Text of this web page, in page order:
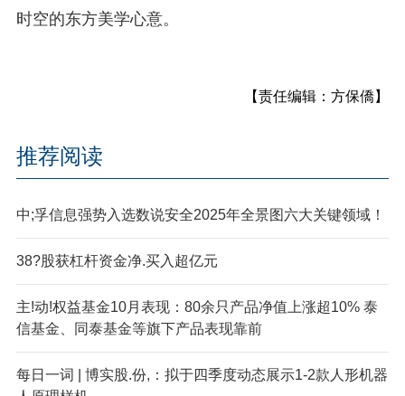
时空的东方美学心意。
【责任编辑：方保僑】
推荐阅读
中;孚信息强势入选数说安全2025年全景图六大关键领域！
38?股获杠杆资金净.买入超亿元
主!动!权益基金10月表现：80余只产品净值上涨超10% 泰
信基金、同泰基金等旗下产品表现靠前
每日一词 | 博实股.份,：拟于四季度动态展示1-2款人形机器